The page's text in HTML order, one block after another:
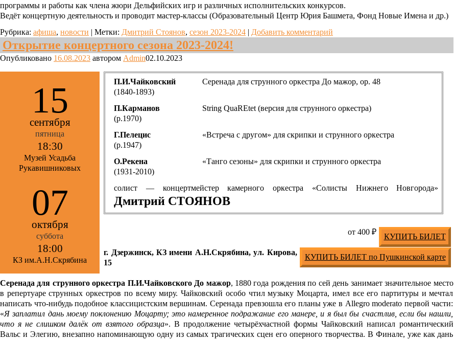
программы и работы как члена жюри Дельфийских игр и различных исполнительских конкурсов.
Ведёт концертную деятельность и проводит мастер-классы (Образовательный Центр Юрия Башмета, Фонд Новые Имена и др.)
Рубрика: афиша, новости | Метки: Дмитрий Стоянов, сезон 2023-2024 | Добавить комментарий
Открытие концертного сезона 2023-2024!
Опубликовано 16.08.2023 автором Admin02.10.2023
15
сентября
пятница
18:30
Музей Усадьба
Рукавишниковых
07
октября
суббота
18:00
КЗ им.А.Н.Скрябина
П.И.Чайковский
(1840-1893)
Серенада для струнного оркестра До мажор, ор. 48
П.Карманов
(р.1970)
String QuaREtet (версия для струнного оркестра)
Г.Пелецис
(р.1947)
«Встреча с другом» для скрипки и струнного оркестра
О.Рекена
(1931-2010)
«Танго сезоны» для скрипки и струнного оркестра
солист — концертмейстер камерного оркестра «Солисты Нижнего Новгорода»
Дмитрий СТОЯНОВ
КУПИТЬ БИЛЕТ
от 400 ₽
КУПИТЬ БИЛЕТ по Пушкинской карте
г. Дзержинск, КЗ имени А.Н.Скрябина, ул. Кирова,
15
Серенада для струнного оркестра П.И.Чайковского До мажор, 1880 года рождения по сей день занимает значительное место
в репертуаре струнных оркестров по всему миру. Чайковский особо чтил музыку Моцарта, имел все его партитуры и мечтал
написать что-нибудь подобное классицистским вершинам. Серенада превзошла его планы уже в Allegro moderato первой части:
«Я заплатил дань моему поклонению Моцарту; это намеренное подражание его манере, и я был бы счастлив, если бы нашли,
что я не слишком далёк от взятого образца». В продолжение четырёхчастной формы Чайковский написал романтический
Вальс и Элегию, внезапно напоминающую одну из самых трагических сцен его оперного творчества. В Финале, уже как дань